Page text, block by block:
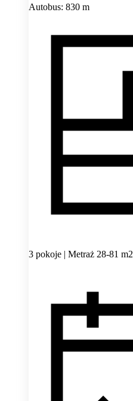
Autobus: 830 m
3 pokoje | Metraż 28-81 m2